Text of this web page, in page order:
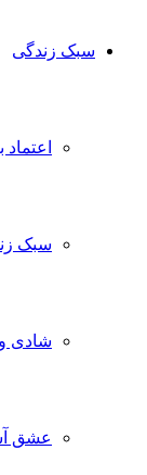
سبک زندگی
سبک
شادی و
عشق